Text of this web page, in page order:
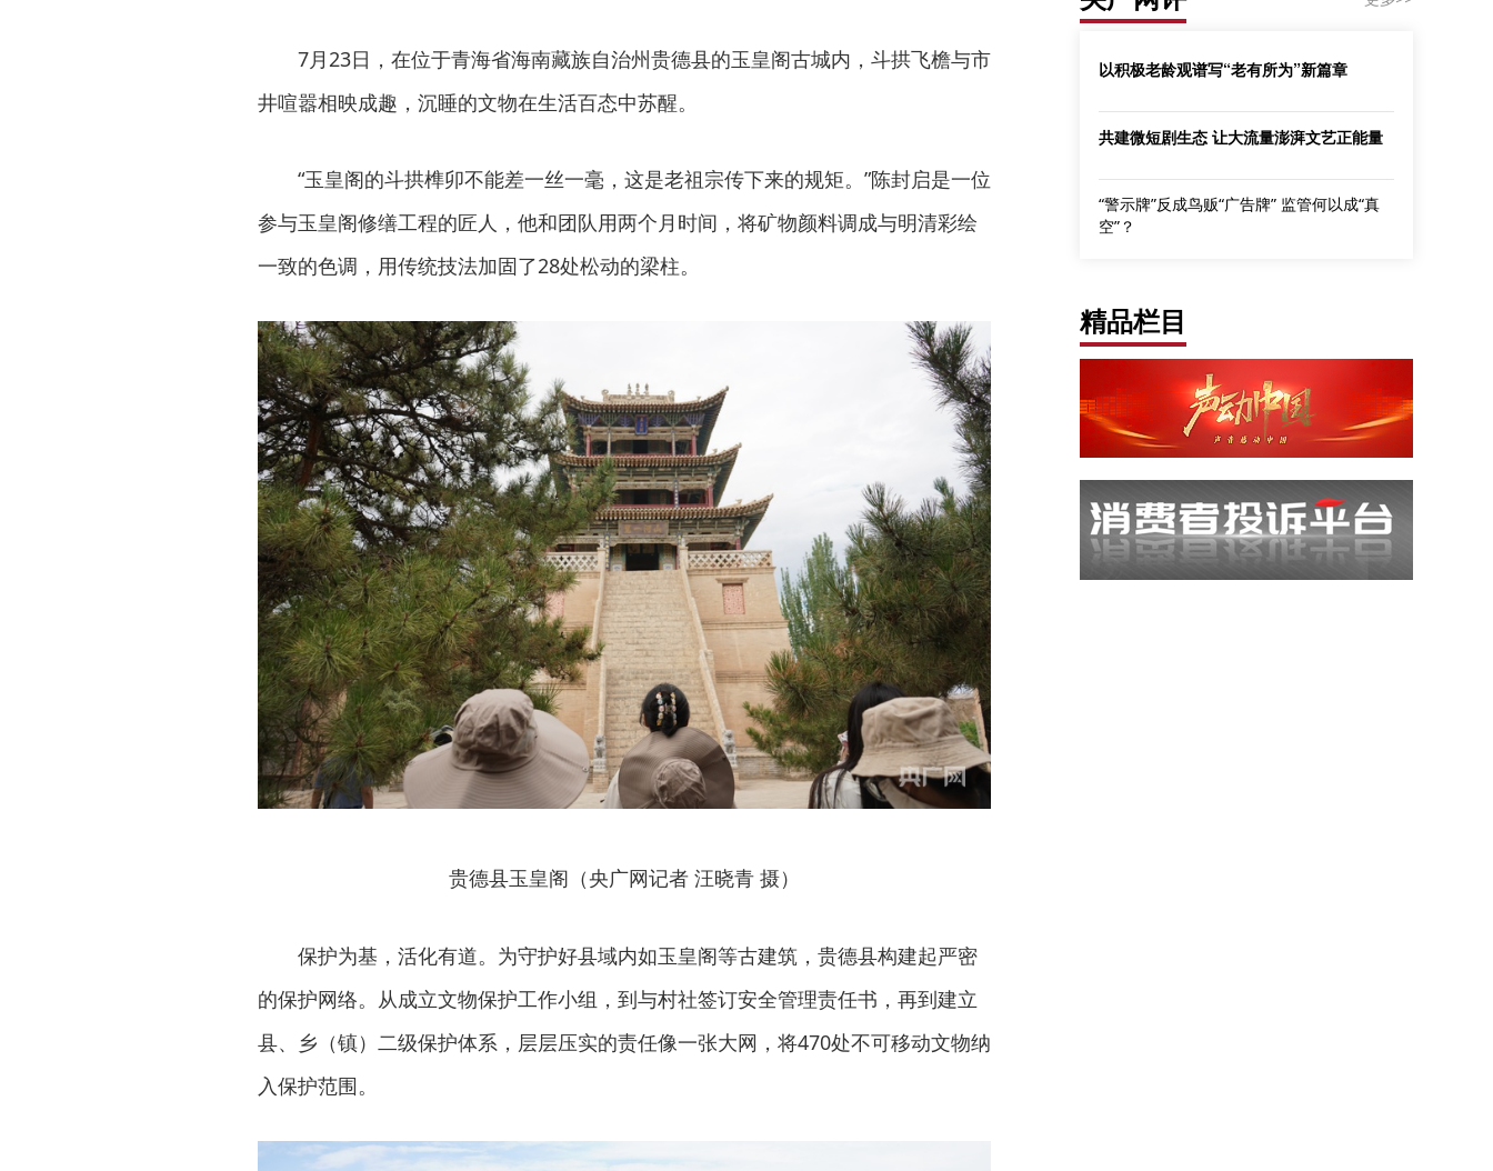
7月23日，在位于青海省海南藏族自治州贵德县的玉皇阁古城内，斗拱飞檐与市
井喧嚣相映成趣，沉睡的文物在生活百态中苏醒。
“玉皇阁的斗拱榫卯不能差一丝一毫，这是老祖宗传下来的规矩。”陈封启是一位
参与玉皇阁修缮工程的匠人，他和团队用两个月时间，将矿物颜料调成与明清彩绘
一致的色调，用传统技法加固了28处松动的梁柱。
贵德县玉皇阁（央广网记者 汪晓青 摄）
保护为基，活化有道。为守护好县域内如玉皇阁等古建筑，贵德县构建起严密
的保护网络。从成立文物保护工作小组，到与村社签订安全管理责任书，再到建立
县、乡（镇）二级保护体系，层层压实的责任像一张大网，将470处不可移动文物纳
入保护范围。
以积极老龄观谱写“老有所为”新篇章
共建微短剧生态 让大流量澎湃文艺正能量
“警示牌”反成鸟贩“广告牌” 监管何以成“真
空”？
精品栏目